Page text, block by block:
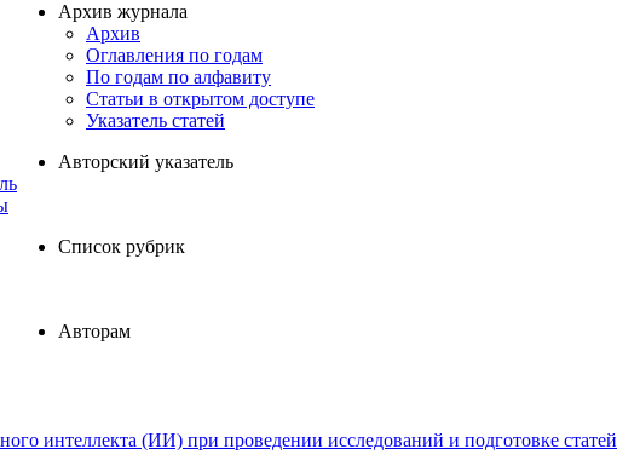
Архив журнала
Архив
Оглавления по годам
По годам по алфавиту
Статьи в открытом доступе
Указатель статей
Авторский указатель
Список рубрик
Авторам
интеллекта (ИИ) при проведении исследований и подготовке статей